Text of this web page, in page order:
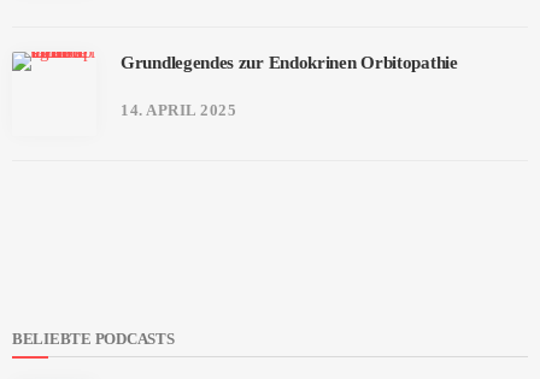
Grundlegendes zur Endokrinen Orbitopathie
14. APRIL 2025
BELIEBTE PODCASTS